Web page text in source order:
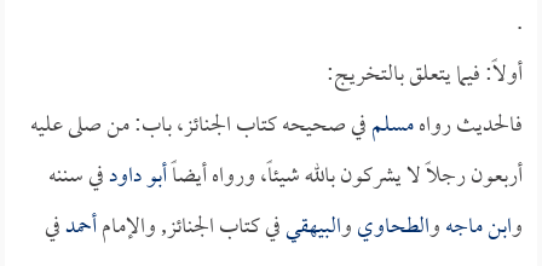
.
أولاً: فيما يتعلق بالتخريج:
فالحديث رواهمسلمفي صحيحه كتاب الجنائز، باب: من صلى عليه
أربعون رجلاً لا يشركون بالله شيئاً، ورواه أيضاًأبو داودفي سننه
وابن ماجهوالطحاويوالبيهقيفي كتاب الجنائز, والإمامأحمدفي